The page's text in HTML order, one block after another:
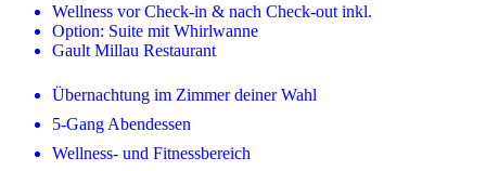
Wellness vor Check-in & nach Check-out inkl.
Option: Suite mit Whirlwanne
Gault Millau Restaurant
Übernachtung im Zimmer deiner Wahl
5-Gang Abendessen
Wellness- und Fitnessbereich